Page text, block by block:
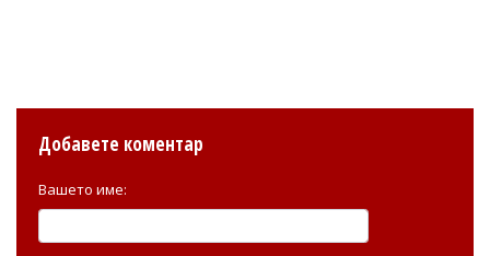
Добавете коментар
Вашето име: